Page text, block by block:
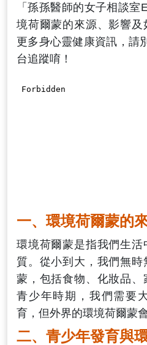
「孫孫醫師的女子相談
境荷爾蒙的來源、影響
更多身心靈健康資訊，請
台追蹤唷！
一、環境荷爾蒙的
環境荷爾蒙是指我們生
質。從小到大，我們無
蒙，包括食物、化妝品
青少年時期，我們需要
育，但外界的環境荷爾蒙
二、青少年發育與